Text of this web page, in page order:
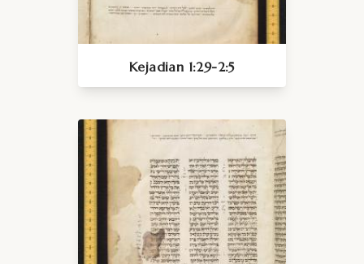
Kejadian 1:29-2:5